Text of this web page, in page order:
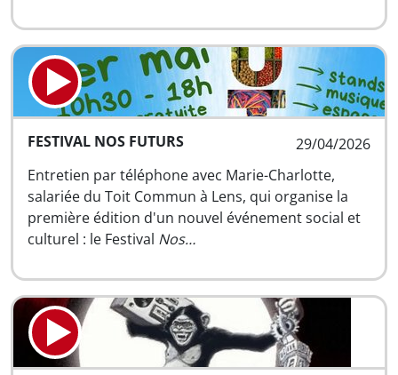
29/04/2026
FESTIVAL NOS FUTURS
Entretien par téléphone avec Marie-Charlotte,
salariée du Toit Commun à Lens, qui organise la
première édition d'un nouvel événement social et
culturel : le Festival Nos…